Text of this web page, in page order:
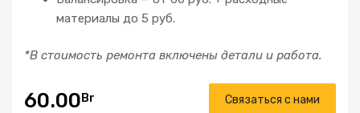
материалы до 5 руб.
*В стоимость ремонта включены детали и работа.
60.00Br Связаться с нами